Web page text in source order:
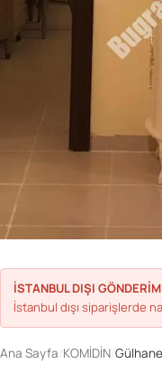
İSTANBUL DIŞI
İstanbul dışı siparişlerde
Ana Sayfa KOMİDİN